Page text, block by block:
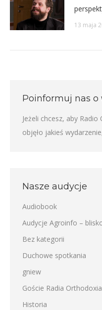
13 maja
Poinformuj nas o
Jeżeli chcesz, aby
objęło jakieś
Nasze audycje
Audiobook
Audycje Agroinfo –
Bez kategorii
Duchowe spotkania
gniew
Goście Radia Orthodoxia
Historia